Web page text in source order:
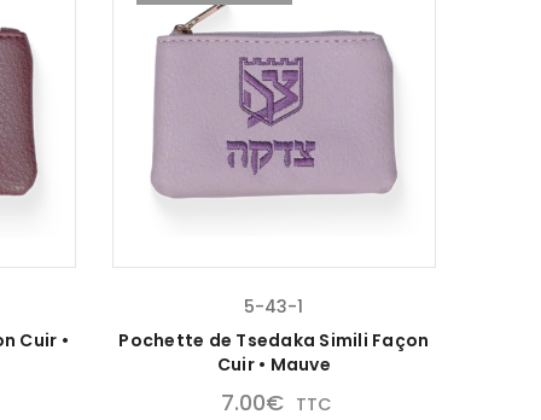
Cuir •
5-43-1
Pochette de Tsedaka Simili Façon
Cuir • Mauve
7.00€ TTC